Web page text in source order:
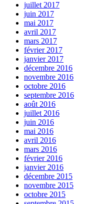
juillet 2017
juin 2017
mai 2017
avril 2017
mars 2017
février 2017
janvier 2017
décembre 2016
novembre 2016
octobre 2016
septembre 2016
août 2016
juillet 2016
juin 2016
mai 2016
avril 2016
mars 2016
février 2016
janvier 2016
décembre 2015
novembre 2015
octobre 2015